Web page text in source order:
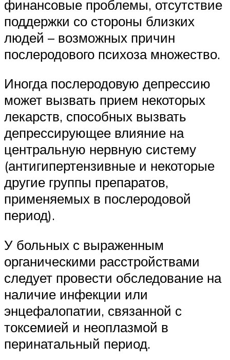
финансовые проблемы, отсутствие
поддержки со стороны близких
людей – возможных причин
послеродового психоза множество.
Иногда послеродовую депрессию
может вызвать прием некоторых
лекарств, способных вызвать
депрессирующее влияние на
центральную нервную систему
(антигипертензивные и некоторые
другие группы препаратов,
применяемых в послеродовой
период).
У больных с выраженным
органическими расстройствами
следует провести обследование на
наличие инфекции или
энцефалопатии, связанной с
токсемией и неоплазмой в
перинатальный период.